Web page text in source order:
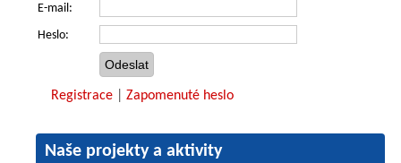
E-mail:
Heslo:
Registrace Zapomenuté heslo
Naše projekty a aktivity